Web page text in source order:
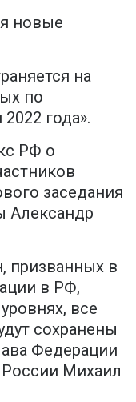
новые
на
по
года».
РФ о
заседания
Александр
призванных в
в РФ,
все
сохранены
Федерации
Михаил